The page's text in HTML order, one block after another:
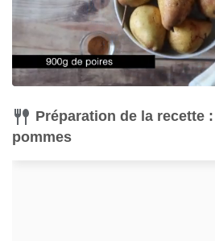
Préparation de la recette
pommes